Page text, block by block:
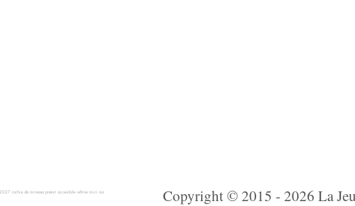
rochie de mireasa preturi accesibile ieftine mici noi Copyright © 2015 - 2026 La